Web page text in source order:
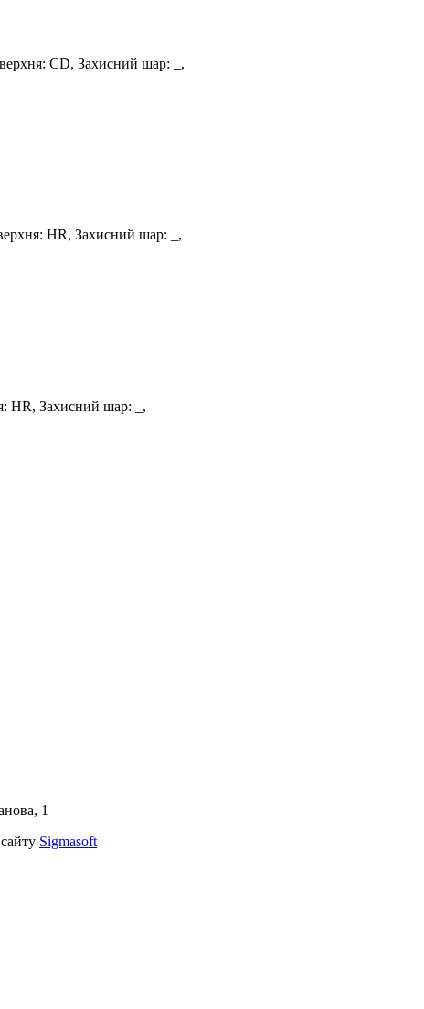
CD, Захисний шар: _,
HR, Захисний шар: _,
HR, Захисний шар: _,
1
Sigmasoft